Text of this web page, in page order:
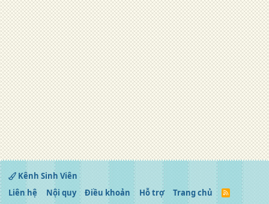
Kênh Sinh Viên
Liên hệ
Nội quy Điều khoản Hỗ trợ Trang chủ
R